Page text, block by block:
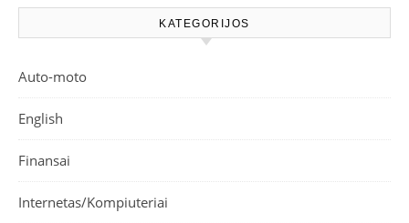
KATEGORIJOS
Auto-moto
English
Finansai
Internetas/Kompiuteriai